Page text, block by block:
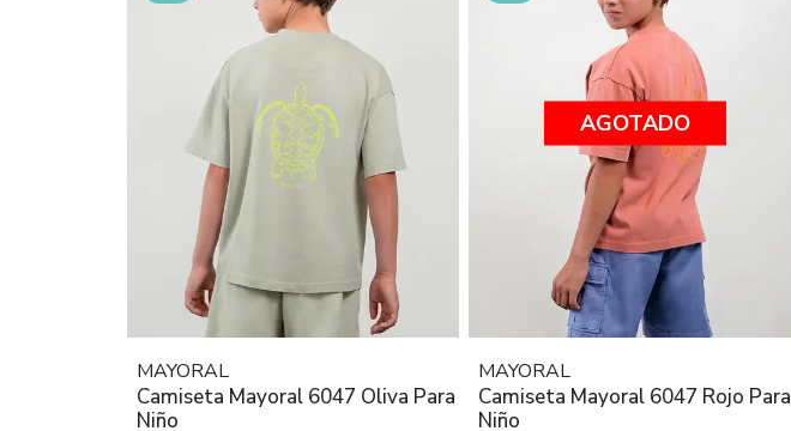
MAYORAL
Camiseta Mayoral 6047 Oliva Para
Niño
AGOTADO
MAYORAL
Camiseta Mayoral 6047 Rojo Para
Niño